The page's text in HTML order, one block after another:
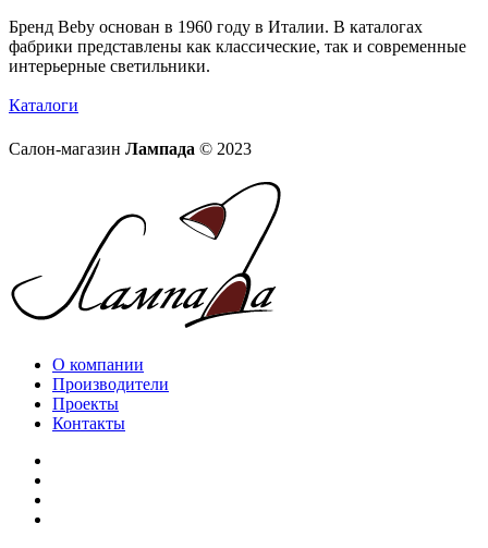
Бренд Beby основан в 1960 году в Италии. В каталогах
фабрики представлены как классические, так и современные
интерьерные светильники.
Каталоги
Салон-магазин Лампада © 2023
О компании
Производители
Проекты
Контакты